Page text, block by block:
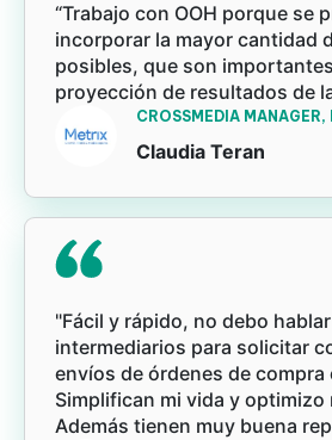
“Trabajo con OOH porque se
incorporar la mayor cantidad
posibles, que son
proyección de resultados de
CROSSMEDIA MANAGER,
Claudia Teran
"Fácil y rápido, no debo
intermediarios para solicitar
envíos de órdenes de compra
Simplifican mi vida y optimizo
Además tienen muy buena